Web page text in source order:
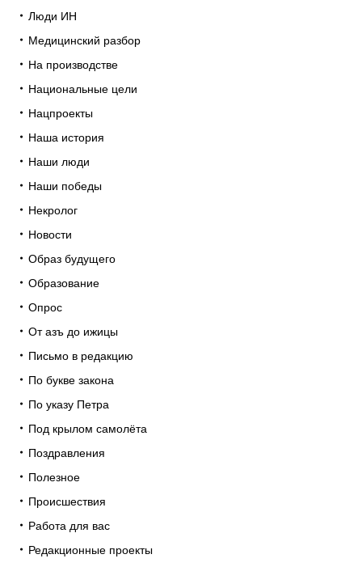
Люди ИН
Медицинский разбор
На производстве
Национальные цели
Нацпроекты
Наша история
Наши люди
Наши победы
Некролог
Новости
Образ будущего
Образование
Опрос
От азъ до ижицы
Письмо в редакцию
По букве закона
По указу Петра
Под крылом самолёта
Поздравления
Полезное
Происшествия
Работа для вас
Редакционные проекты